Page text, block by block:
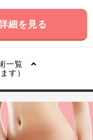
細を見る
一覧
す）